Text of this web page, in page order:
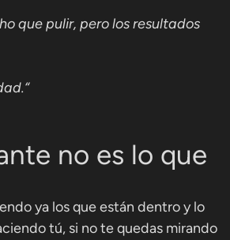
que pulir, pero los resultados
no es lo que
ya los que están dentro ylo
tú, si no te quedas mirando